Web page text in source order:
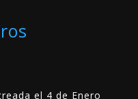
el 4 de Enero